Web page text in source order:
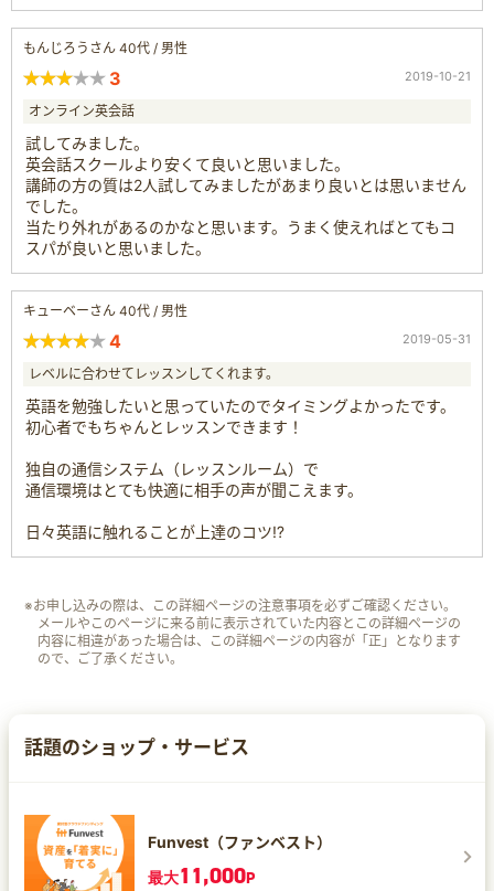
もんじろうさん 40代 / 男性
3 2019-10-21
オンライン英会話
試してみました。
英会話スクールより安くて良いと思いました。
講師の方の質は2人試してみましたがあまり良いとは思いません
でした。
当たり外れがあるのかなと思います。うまく使えればとてもコ
スパが良いと思いました。
キューベーさん 40代 / 男性
4 2019-05-31
レベルに合わせてレッスンしてくれます。
英語を勉強したいと思っていたのでタイミングよかったです。
初心者でもちゃんとレッスンできます！
独自の通信システム（レッスンルーム）で
通信環境はとても快適に相手の声が聞こえます。
日々英語に触れることが上達のコツ⁉
※お申し込みの際は、この詳細ページの注意事項を必ずご確認ください。
メールやこのページに来る前に表示されていた内容とこの詳細ページの
内容に相違があった場合は、この詳細ページの内容が「正」となります
ので、ご了承ください。
話題のショップ・サービス
Funvest（ファンベスト）
最大11,000P